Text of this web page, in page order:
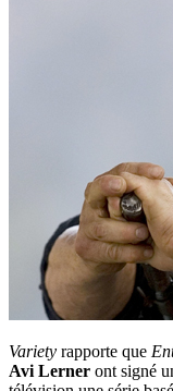
Variety rapporte que
Avi Lerner ont signé